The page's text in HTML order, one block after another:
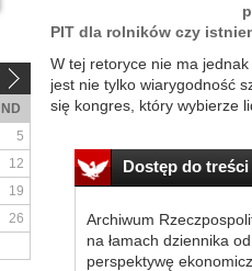
PIT dla rolników czy
W tej retoryce nie ma
jest nie tylko wiarygodność
się kongres, który wybierze
Dostęp do
Archiwum
na łamach dziennika
perspektywę
ND
5
12
19
26